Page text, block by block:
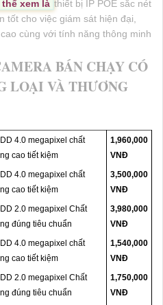
xem là thiết bị IP POE sắc nét
tốt cho việc giám sát hiện đại,
cùng với tính năng thông minh
BÁN CHẠY CÓ
LOẠI VÀ THƯƠNG
4.0 megapixel chất
cao tiết kiệm
1,960,000
VNĐ
4.0 megapixel chất
cao tiết kiệm
3,500,000
VNĐ
2.0 megapixel Chất
đúng tiêu chuẩn
3,980,000
VNĐ
4.0 megapixel chất
cao tiết kiệm
1,540,000
VNĐ
2.0 megapixel Chất
đúng tiêu chuẩn
1,750,000
VNĐ